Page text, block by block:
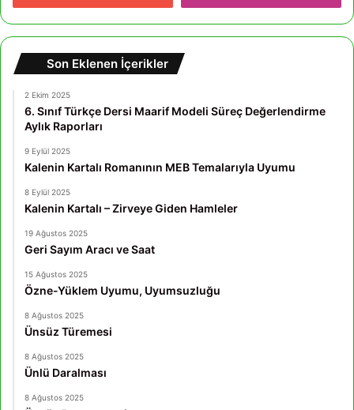
Son Eklenen İçerikler
2 Ekim 2025
6. Sınıf Türkçe Dersi Maarif Modeli Süreç Değerlendirme
Aylık Raporları
9 Eylül 2025
Kalenin Kartalı Romanının MEB Temalarıyla Uyumu
8 Eylül 2025
Kalenin Kartalı – Zirveye Giden Hamleler
19 Ağustos 2025
Geri Sayım Aracı ve Saat
15 Ağustos 2025
Özne-Yüklem Uyumu, Uyumsuzluğu
8 Ağustos 2025
Ünsüz Türemesi
8 Ağustos 2025
Ünlü Daralması
8 Ağustos 2025